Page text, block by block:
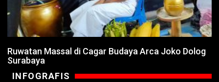
Ruwatan Massal di Cagar Budaya Arca Joko Dolog
Surabaya
INFOGRAFIS